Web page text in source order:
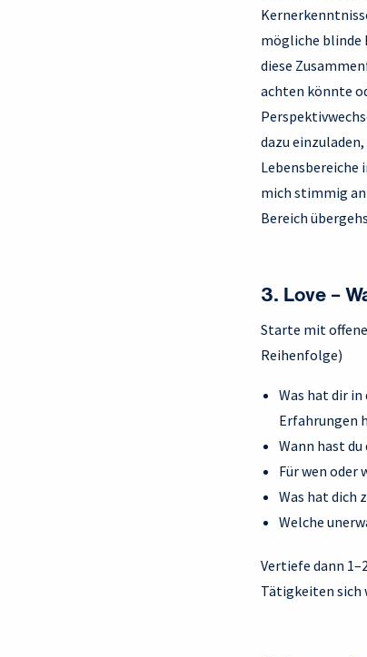
mögliche blinde
diese
achten könnte
dazu
Lebensbereiche
mich stimmig
Bereich
3. Love –
Starte mit
Reihenfolge)
Was hat dir
Erfahrungen
Wann hast
Für wen oder
Was hat dich
Welche
Vertiefe dann
Tätigkeiten sich